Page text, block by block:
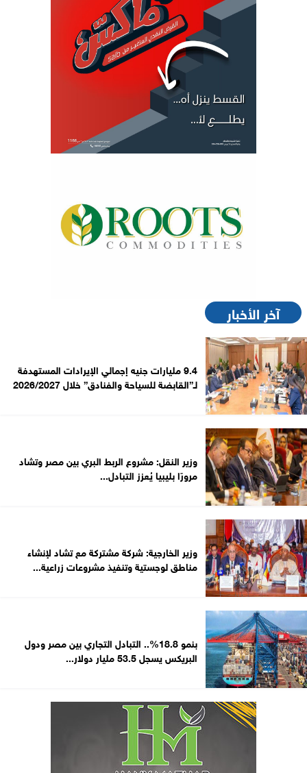
آخر الأخبار
9.4 مليارات جنيه إجمالي الإيرادات المستهدفة
لـ”القابضة للسياحة والفنادق” خلال 2026/2027
وزير النقل: مشروع الربط البري بين مصر وتشاد
مرورًا بليبيا يُعزز التبادل...
وزير الخارجية: شركة مشتركة مع تشاد لإنشاء
مناطق لوجستية وتنفيذ مشروعات زراعية...
بنمو 18.8%.. التبادل التجاري بين مصر ودول
البريكس يسجل 53.5 مليار دولار...